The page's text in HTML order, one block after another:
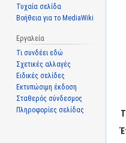
Τυχαία σελίδα
Βοήθεια για το MediaWiki
Εργαλεία
Τι συνδέει εδώ
Σχετικές αλλαγές
Ειδικές σελίδες
Εκτυπώσιμη έκδοση
Σταθερός σύνδεσμος
Πληροφορίες σελίδας